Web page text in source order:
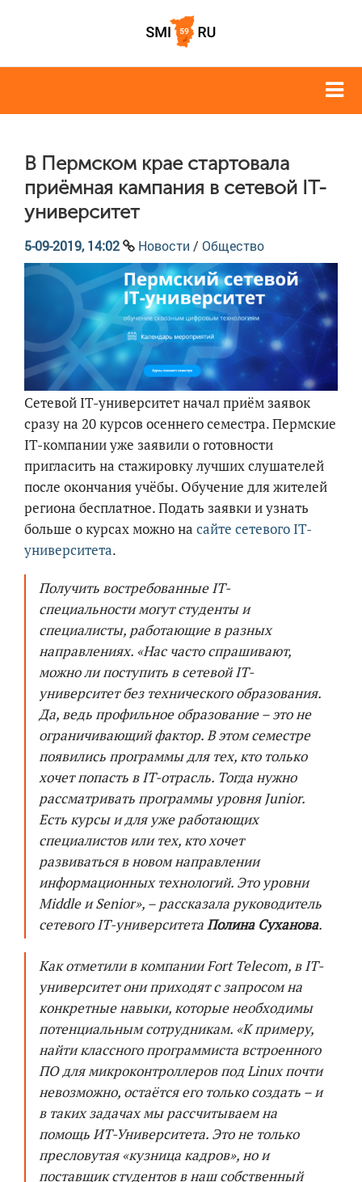
В Пермском крае стартовала
приёмная кампания в сетевой IT-
университет
5-09-2019, 14:02 Новости / Общество
Сетевой IT-университет начал приём заявок
сразу на 20 курсов осеннего семестра. Пермские
IT-компании уже заявили о готовности
пригласить на стажировку лучших слушателей
после окончания учёбы. Обучение для жителей
региона бесплатное. Подать заявки и узнать
больше о курсах можно на сайте сетевого IT-
университета.
Получить востребованные IT-
специальности могут студенты и
специалисты, работающие в разных
направлениях. «Нас часто спрашивают,
можно ли поступить в сетевой IT-
университет без технического образования.
Да, ведь профильное образование – это не
ограничивающий фактор. В этом семестре
появились программы для тех, кто только
хочет попасть в IT-отрасль. Тогда нужно
рассматривать программы уровня Junior.
Есть курсы и для уже работающих
специалистов или тех, кто хочет
развиваться в новом направлении
информационных технологий. Это уровни
Middle и Senior», – рассказала руководитель
сетевого IT-университетаПолина Суханова.
Как отметили в компании Fort Telecom, в IT-
университет они приходят с запросом на
конкретные навыки, которые необходимы
потенциальным сотрудникам. «К примеру,
найти классного программиста встроенного
ПО для микроконтроллеров под Linux почти
невозможно, остаётся его только создать – и
в таких задачах мы рассчитываем на
помощь ИТ-Университета. Это не только
пресловутая «кузница кадров», но и
поставщик студентов в наш собственный